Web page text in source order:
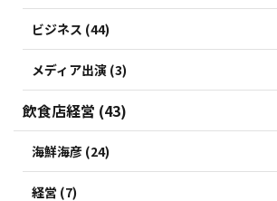
ビジネス (44)
メディア出演 (3)
飲食店経営 (43)
海鮮海彦 (24)
経営 (7)